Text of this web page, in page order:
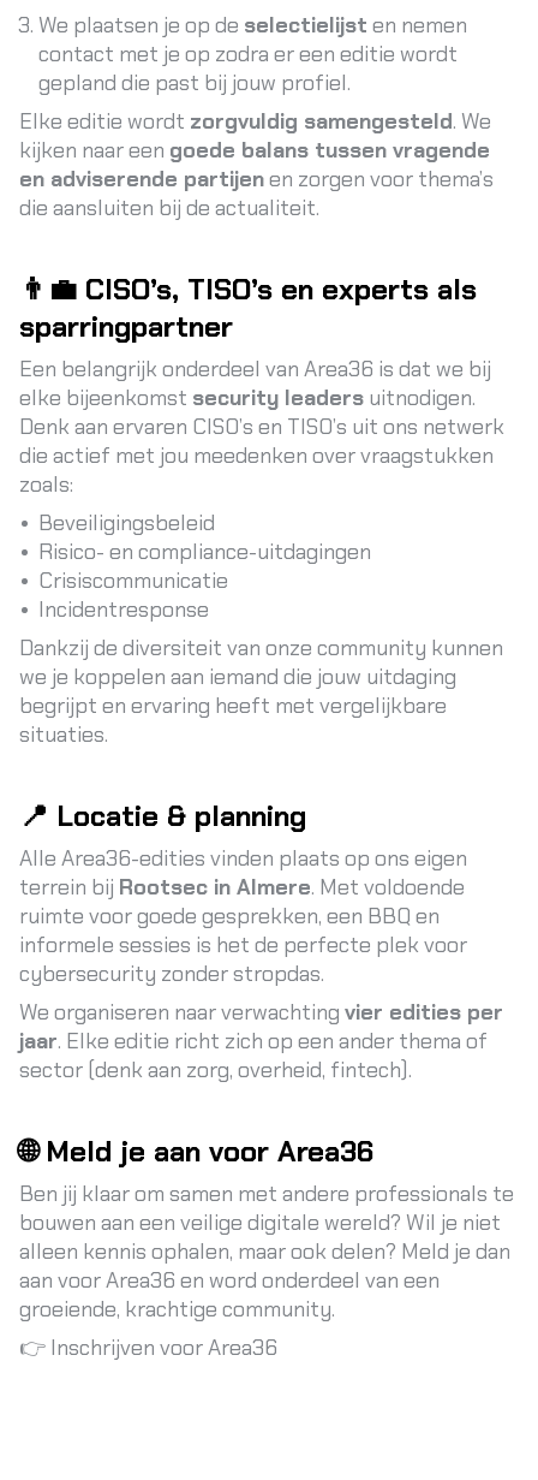
We plaatsen je op de selectielijst en nemen
contact met je op zodra er een editie wordt
gepland die past bij jouw profiel.
Elke editie wordt zorgvuldig samengesteld. We
kijken naar een goede balans tussen vragende
en adviserende partijenen zorgen voor thema’s
die aansluiten bij de actualiteit.
👨‍💼 CISO’s, TISO’s en experts als
sparringpartner
Een belangrijk onderdeel van Area36 is dat we bij
elke bijeenkomst security leaders uitnodigen.
Denk aan ervaren CISO’s en TISO’s uit ons netwerk
die actief met jou meedenken over vraagstukken
zoals:
Beveiligingsbeleid
Risico- en compliance-uitdagingen
Crisiscommunicatie
Incidentresponse
Dankzij de diversiteit van onze community kunnen
we je koppelen aan iemand die jouw uitdaging
begrijpt en ervaring heeft met vergelijkbare
situaties.
📍 Locatie & planning
Alle Area36-edities vinden plaats op ons eigen
terrein bij Rootsec in Almere. Met voldoende
ruimte voor goede gesprekken, een BBQ en
informele sessies is het de perfecte plek voor
cybersecurity zonder stropdas.
We organiseren naar verwachting vier edities per
jaar. Elke editie richt zich op een ander thema of
sector (denk aan zorg, overheid, fintech).
🌐 Meld je aan voor Area36
Ben jij klaar om samen met andere professionals te
bouwen aan een veilige digitale wereld? Wil je niet
alleen kennis ophalen, maar ook delen? Meld je dan
aan voor Area36 en word onderdeel van een
groeiende, krachtige community.
👉 Inschrijven voor Area36